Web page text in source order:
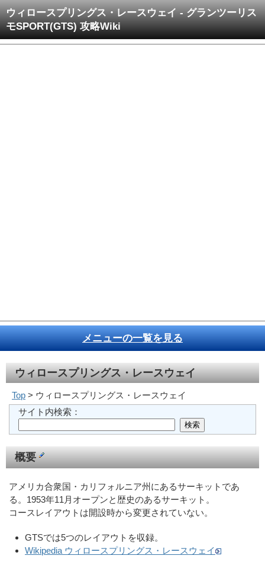
ウィロースプリングス・レースウェイ - グランツーリス
モSPORT(GTS) 攻略Wiki
メニューの一覧を見る
ウィロースプリングス・レースウェイ
Top > ウィロースプリングス・レースウェイ
サイト内検索：
概要
アメリカ合衆国・カリフォルニア州にあるサーキットであ
る。1953年11月オープンと歴史のあるサーキット。
コースレイアウトは開設時から変更されていない。
GTSでは5つのレイアウトを収録。
Wikipedia ウィロースプリングス・レースウェイ